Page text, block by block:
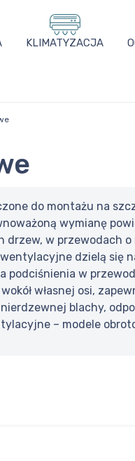
KLIMATYZACJA
do montażu na
wymianę
w przewodach
dzielą się
w
własnej osi,
blachy,
– modele